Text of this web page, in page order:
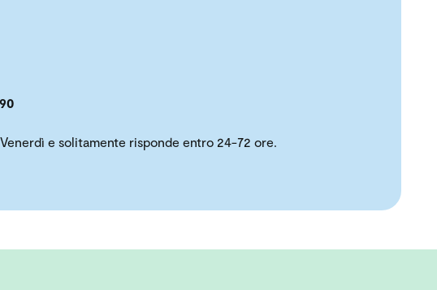
e solitamente risponde entro 24-72 ore.